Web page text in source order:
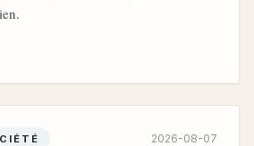
2026-08-07